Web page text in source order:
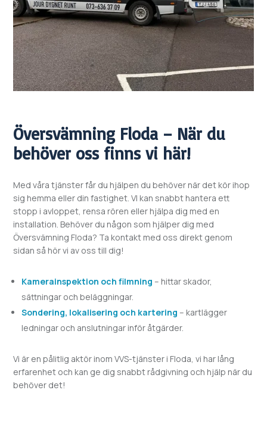
Översvämning Floda – När du
behöver oss finns vi här!
Med våra tjänster får du hjälpen du behöver när det kör ihop
sig hemma eller din fastighet. VI kan snabbt hantera ett
stopp i avloppet, rensa rören eller hjälpa dig med en
installation. Behöver du någon som hjälper dig med
Översvämning Floda? Ta kontakt med oss direkt genom
sidan så hör vi av oss till dig!
Kamerainspektion och filmning – hittar skador,
sättningar och beläggningar.
Sondering, lokalisering och kartering – kartlägger
ledningar och anslutningar inför åtgärder.
Vi är en pålitlig aktör inom VVS-tjänster i Floda, vi har lång
erfarenhet och kan ge dig snabbt rådgivning och hjälp när du
behöver det!